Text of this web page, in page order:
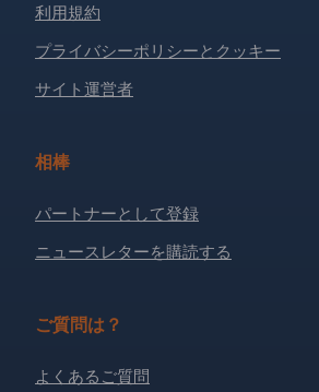
利用規約
プライバシーポリシーとクッキー
サイト運営者
相棒
パートナーとして登録
ニュースレターを購読する
ご質問は？
よくあるご質問